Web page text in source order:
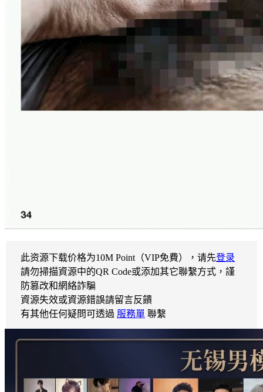
此资源下载价格为10M Point（VIP免費），请先登录
請勿掃描資源中的QR Code或添加其它聯繫方式，謹
防篡改和網絡詐騙
資源失效或資源錯誤請留言反饋
有其他任何疑問可透過 服務單 聯繫